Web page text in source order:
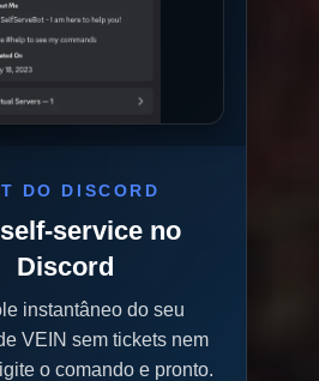
DO DISCORD
service no
Discord
instantâneo do seu
VEIN sem tickets nem
o comando e pronto.